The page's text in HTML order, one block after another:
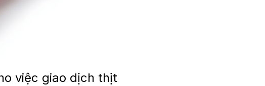
việc giao dịch thịt